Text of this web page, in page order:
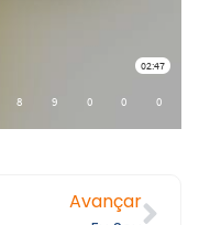
Avançar